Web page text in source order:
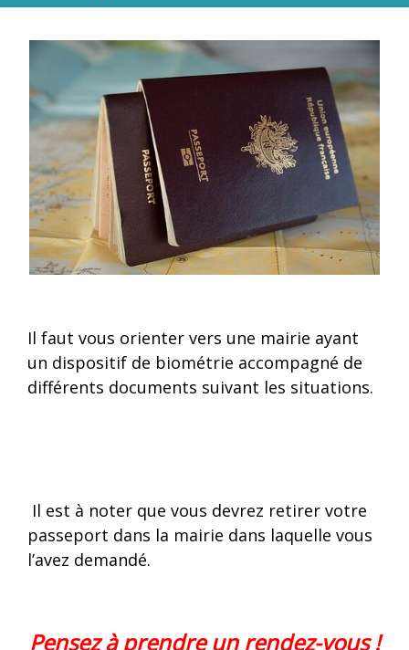
Il faut vous orienter vers une mairie ayant
un dispositif de biométrie accompagné de
différents documents suivant les situations.
Il est à noter que vous devrez retirer votre
passeport dans la mairie dans laquelle vous
l’avez demandé.
Pensez à prendre un rendez-vous !